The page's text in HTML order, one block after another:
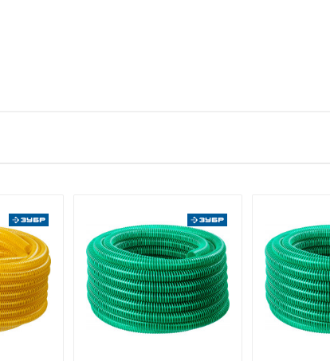
регламентов ТР ТС (ЕАЭС). Сведения о номере
содержатся в сопроводительной документации к